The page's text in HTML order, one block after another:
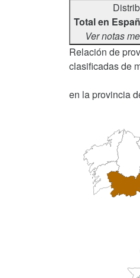
Total en
Ver notas
Relación de
clasificadas de
en la provincia